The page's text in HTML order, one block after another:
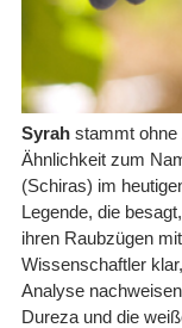
Syrahstammt ohne
Ähnlichkeit zum
(Schiras) im
Legende, die
ihren Raubzügen
Wissenschaftler
Analyse
Dureza und die